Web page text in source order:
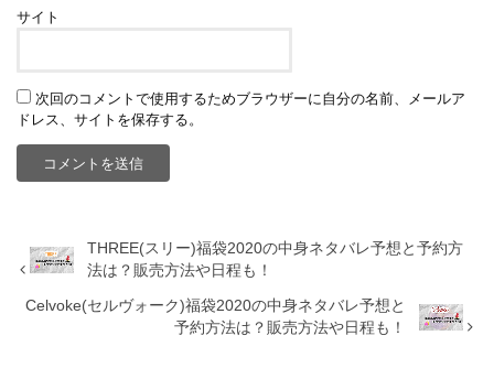
サイト
次回のコメントで使用するためブラウザーに自分の名前、メールア
ドレス、サイトを保存する。
THREE(スリー)福袋2020の中身ネタバレ予想と予約方
法は？販売方法や日程も！
Celvoke(セルヴォーク)福袋2020の中身ネタバレ予想と
予約方法は？販売方法や日程も！